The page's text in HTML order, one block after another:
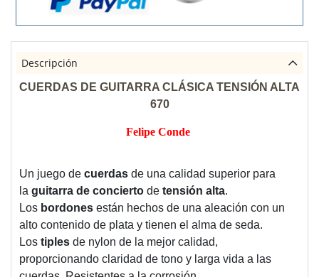
Descripción
CUERDAS DE GUITARRA CLÁSICA TENSIÓN ALTA
670
Felipe Conde
Un juego de cuerdasde una calidad superior para
la guitarra de conciertode tensión alta.
Los bordonesestán hechos de una aleación con un
alto contenido de plata y tienen el alma de seda.
Los tiplesde nylon de la mejor calidad,
proporcionando claridad de tono y larga vida a las